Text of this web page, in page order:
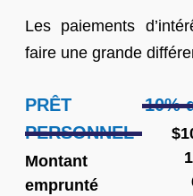
Les paiements
faire une grande
PRÊT
PERSONNEL
Montant
emprunté
10%